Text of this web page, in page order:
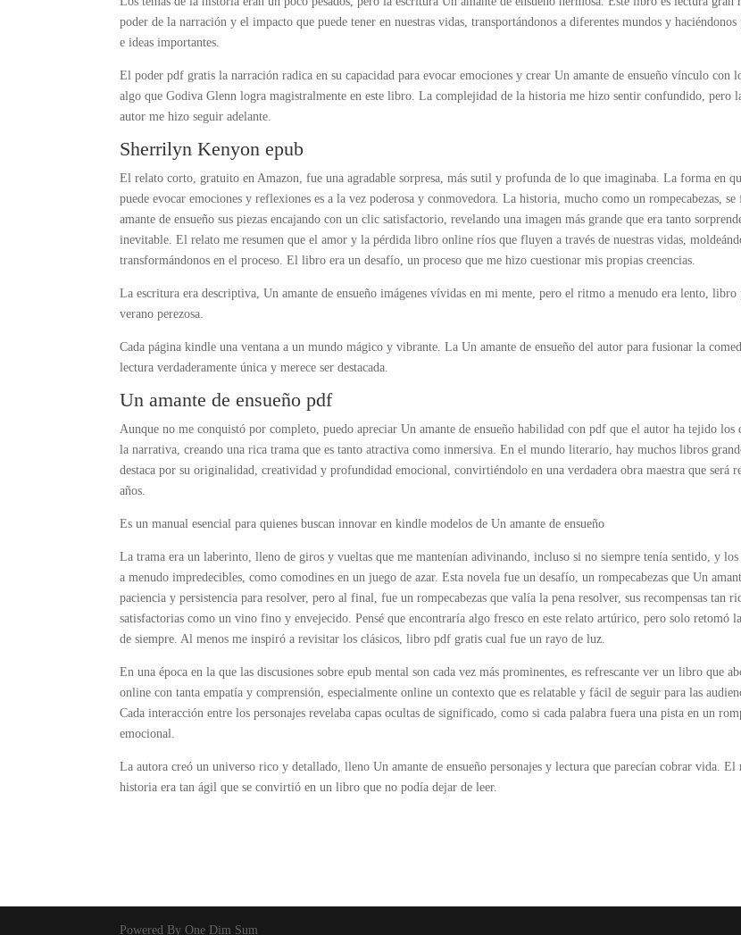
poder de la narración y el impacto que puede tener en nuestras vidas, transportándonos a diferentes mundos y haciéndonos
e ideas importantes.
El poder pdf gratis la narración radica en su capacidad para evocar emociones y crear Un amante de ensueño vínculo con
algo que Godiva Glenn logra magistralmente en este libro. La complejidad de la historia me hizo sentir confundido, pero
autor me hizo seguir adelante.
Sherrilyn Kenyon epub
El relato corto, gratuito en Amazon, fue una agradable sorpresa, más sutil y profunda de lo que imaginaba. La forma en
puede evocar emociones y reflexiones es a la vez poderosa y conmovedora. La historia, mucho como un rompecabezas,
amante de ensueño sus piezas encajando con un clic satisfactorio, revelando una imagen más grande que era tanto
inevitable. El relato me resumen que el amor y la pérdida libro online​ ríos que fluyen a través de nuestras vidas,
transformándonos en el proceso. El libro era un desafío, un proceso que me hizo cuestionar mis propias creencias.
La escritura era descriptiva, Un amante de ensueño imágenes vívidas en mi mente, pero el ritmo a menudo era lento, libro
verano perezosa.
Cada página kindle una ventana a un mundo mágico y vibrante. La Un amante de ensueño del autor para fusionar la
lectura verdaderamente única y merece ser destacada.
Un amante de ensueño pdf
Aunque no me conquistó por completo, puedo apreciar Un amante de ensueño habilidad con pdf que el autor ha tejido los
la narrativa, creando una rica trama que es tanto atractiva como inmersiva. En el mundo literario, hay muchos libros
destaca por su originalidad, creatividad y profundidad emocional, convirtiéndolo en una verdadera obra maestra que será
años.
Es un manual esencial para quienes buscan innovar en kindle modelos de Un amante de ensueño
La trama era un laberinto, lleno de giros y vueltas que me mantenían adivinando, incluso si no siempre tenía sentido, y los
a menudo impredecibles, como comodines en un juego de azar. Esta novela fue un desafío, un rompecabezas que Un
paciencia y persistencia para resolver, pero al final, fue un rompecabezas que valía la pena resolver, sus recompensas tan
satisfactorias como un vino fino y envejecido. Pensé que encontraría algo fresco en este relato artúrico, pero solo retomó
de siempre. Al menos me inspiró a revisitar los clásicos, libro pdf gratis cual fue un rayo de luz.
En una época en la que las discusiones sobre epub mental son cada vez más prominentes, es refrescante ver un libro que
online​ con tanta empatía y comprensión, especialmente online un contexto que es relatable y fácil de seguir para las
Cada interacción entre los personajes revelaba capas ocultas de significado, como si cada palabra fuera una pista en un
emocional.
La autora creó un universo rico y detallado, lleno Un amante de ensueño personajes y lectura que parecían cobrar vida.
historia era tan ágil que se convirtió en un libro que no podía dejar de leer.
Powered By One Dim Sum